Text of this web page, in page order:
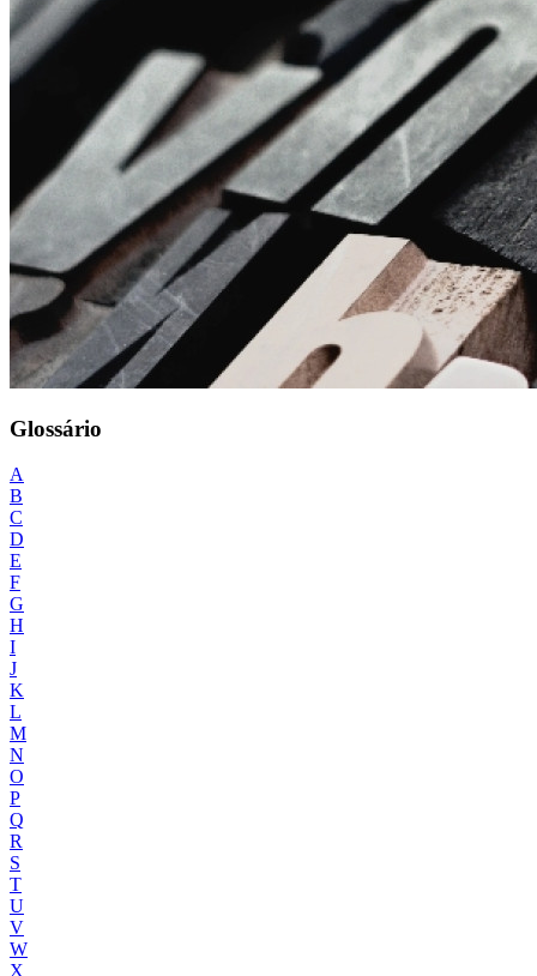
Glossário
A
B
C
D
E
F
G
H
I
J
K
L
M
N
O
P
Q
R
S
T
U
V
W
X